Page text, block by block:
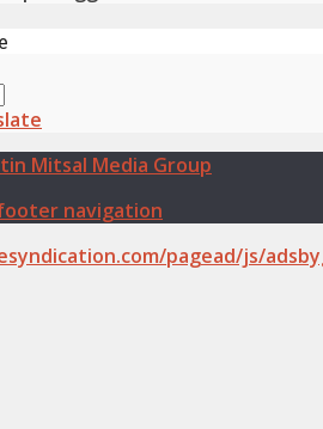
Mitsal Media Group
navigation
pagead/js/